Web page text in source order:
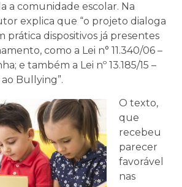
a comunidade escolar. Na
explica que “o projeto dialoga
prática dispositivos já presentes
como a Lei n° 11.340/06 –
e também a Lei nº 13.185/15 –
Bullying”.
O texto,
que
recebeu
parecer
favorável
nas